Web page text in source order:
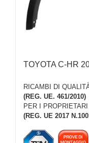
TOYOTA C-HR
RICAMBI DI
(REG. UE. 461/2010)
PER I
(REG. UE 2017